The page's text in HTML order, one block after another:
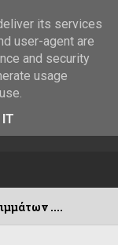
its services
user-agent are
and security
usage
IT